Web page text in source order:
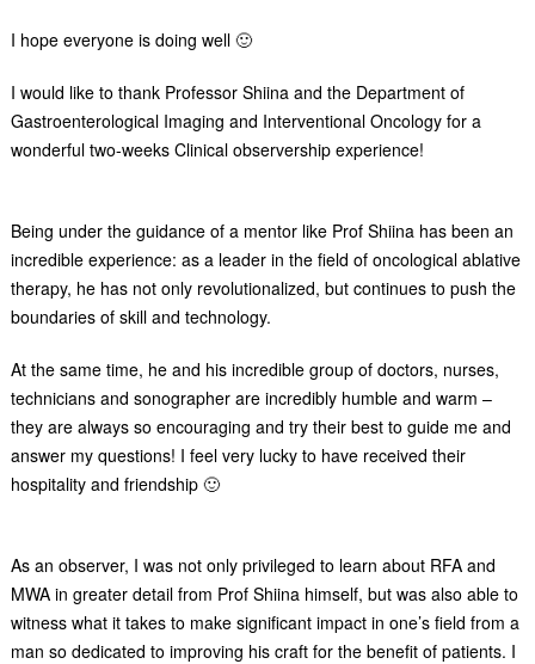
I hope everyone is doing well 🙂
I would like to thank Professor Shiina and the Department of
Gastroenterological Imaging and Interventional Oncology for a
wonderful two-weeks Clinical observership experience!
Being under the guidance of a mentor like Prof Shiina has been an
incredible experience: as a leader in the field of oncological ablative
therapy, he has not only revolutionalized, but continues to push the
boundaries of skill and technology.
At the same time, he and his incredible group of doctors, nurses,
technicians and sonographer are incredibly humble and warm –
they are always so encouraging and try their best to guide me and
answer my questions! I feel very lucky to have received their
hospitality and friendship 🙂
As an observer, I was not only privileged to learn about RFA and
MWA in greater detail from Prof Shiina himself, but was also able to
witness what it takes to make significant impact in one’s field from a
man so dedicated to improving his craft for the benefit of patients. I